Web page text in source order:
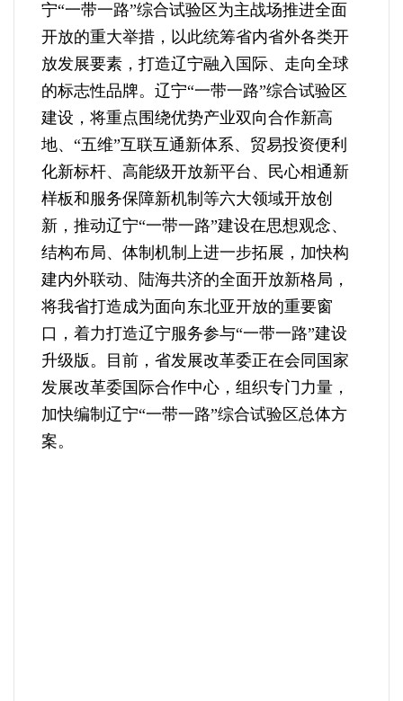
宁“一带一路”综合试验区为主战场推进全面
开放的重大举措，以此统筹省内省外各类开
放发展要素，打造辽宁融入国际、走向全球
的标志性品牌。辽宁“一带一路”综合试验区
建设，将重点围绕优势产业双向合作新高
地、“五维”互联互通新体系、贸易投资便利
化新标杆、高能级开放新平台、民心相通新
样板和服务保障新机制等六大领域开放创
新，推动辽宁“一带一路”建设在思想观念、
结构布局、体制机制上进一步拓展，加快构
建内外联动、陆海共济的全面开放新格局，
将我省打造成为面向东北亚开放的重要窗
口，着力打造辽宁服务参与“一带一路”建设
升级版。目前，省发展改革委正在会同国家
发展改革委国际合作中心，组织专门力量，
加快编制辽宁“一带一路”综合试验区总体方
案。